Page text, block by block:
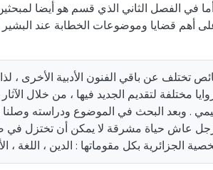
في الفصل الثاني الذي قسم هو أيضا
أهم قضايا وموضوعات الخطابة عند البشير
تختلف عن باقي الفنون الأدبية الأخرى ،
لتقديم الجديد فيها ، من خلال
. وبعد البحث في الموضوع ودراسته
رجل عاش حياة مشرقة لا يمكن أن تختزل في